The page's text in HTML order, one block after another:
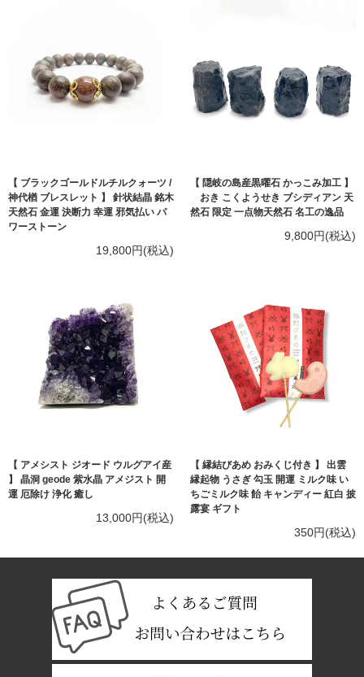
【 ブラックゴールドルチルクォーツ /
神代楢 ブレスレット 】 針状結晶 銘木
天然石 金運 決断力 幸運 邪気払い パ
ワーストーン
19,800円(税込)
【 隠岐の島産黒曜石 かっこみ加工 】
おき こくようせき ブシディアン 天
然石 限定 一点物天然石 名工の逸品
9,800円(税込)
【 アメシスト ジオード ウルグアイ産
】 晶洞 geode 紫水晶 アメジスト 開
運 厄除け 浄化 癒し
13,000円(税込)
【 縁結びあめ おみくじ付き 】 出雲
縁起物 うさぎ 勾玉 開運 ミルク味 い
ちごミルク味 飴 キャンディー 紅白 披
露宴 ギフト
350円(税込)